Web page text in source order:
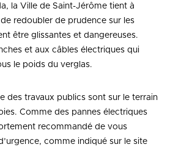
la Ville de Saint-Jérôme tient à
redoubler de prudence sur les
être glissantes et dangereuses.
et aux câbles électriques qui
le poids du verglas.
des travaux publics sont sur le terrain
Comme des pannes électriques
recommandé de vous
comme indiqué sur le site